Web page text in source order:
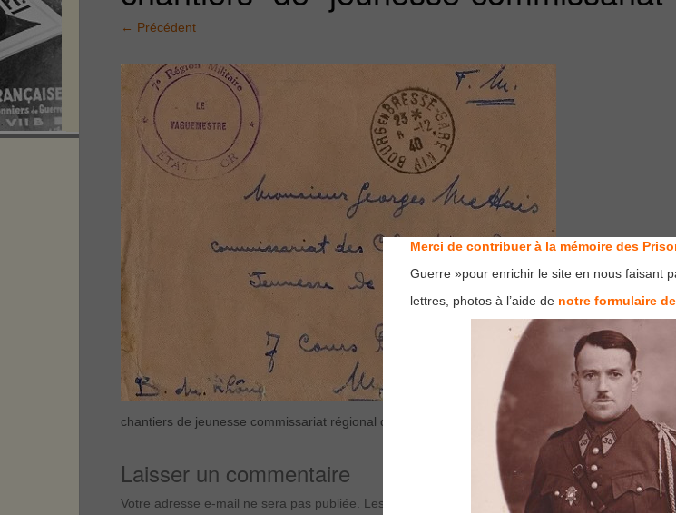
← Précédent
chantiers de jeunesse commissariat régional de provence
Laisser un commentaire
Votre adresse e-mail ne sera pas publiée. Les champs obligatoires sont indiqués avec*
Merci de contribuer à la mémoire des
Guerre »pour enrichir le site en nous faisant
lettres, photos à l’aide de notre formulaire